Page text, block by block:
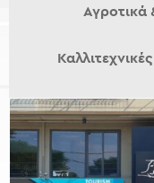
Αγροτικά